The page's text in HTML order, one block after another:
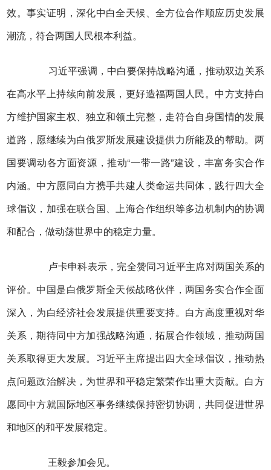
效。事实证明，深化中白全天候、全方位合作顺应历史发展
潮流，符合两国人民根本利益。
习近平强调，中白要保持战略沟通，推动双边关系
在高水平上持续向前发展，更好造福两国人民。中方支持白
方维护国家主权、独立和领土完整，走符合自身国情的发展
道路，愿继续为白俄罗斯发展建设提供力所能及的帮助。两
国要调动各方面资源，推动“一带一路”建设，丰富务实合作
内涵。中方愿同白方携手共建人类命运共同体，践行四大全
球倡议，加强在联合国、上海合作组织等多边机制内的协调
和配合，做动荡世界中的稳定力量。
卢卡申科表示，完全赞同习近平主席对两国关系的
评价。中国是白俄罗斯全天候战略伙伴，两国务实合作全面
深入，为白经济社会发展提供重要支持。白方高度重视对华
关系，期待同中方加强战略沟通，拓展合作领域，推动两国
关系取得更大发展。习近平主席提出四大全球倡议，推动热
点问题政治解决，为世界和平稳定繁荣作出重大贡献。白方
愿同中方就国际地区事务继续保持密切协调，共同促进世界
和地区的和平发展稳定。
王毅参加会见。